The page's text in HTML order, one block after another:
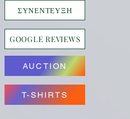
ΣΥΝΕΝΤΕΥΞΗ
GOOGLE REVIEWS
AUCTION
T-SHIRTS